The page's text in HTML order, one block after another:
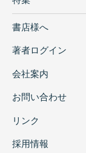
書店様へ
著者ログイン
会社案内
お問い合わせ
リンク
採用情報